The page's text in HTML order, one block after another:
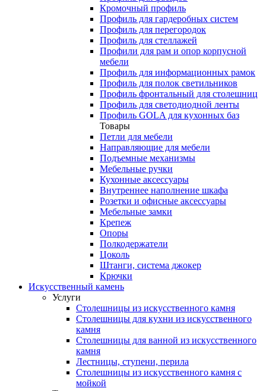
Кромочный профиль
Профиль для гардеробных систем
Профиль для перегородок
Профиль для стеллажей
Профили для рам и опор корпусной
мебели
Профиль для информационных рамок
Профиль для полок светильников
Профиль фронтальный для столешниц
Профиль для светодиодной ленты
Профиль GOLA для кухонных баз
Товары
Петли для мебели
Направляющие для мебели
Подъемные механизмы
Мебельные ручки
Кухонные аксессуары
Внутреннее наполнение шкафа
Розетки и офисные аксессуары
Мебельные замки
Крепеж
Опоры
Полкодержатели
Цоколь
Штанги, система джокер
Крючки
Искусственный камень
Услуги
Столешницы из искусственного камня
Столешницы для кухни из искусственного
камня
Столешницы для ванной из искусственного
камня
Лестницы, ступени, перила
Столешницы из искусственного камня с
мойкой